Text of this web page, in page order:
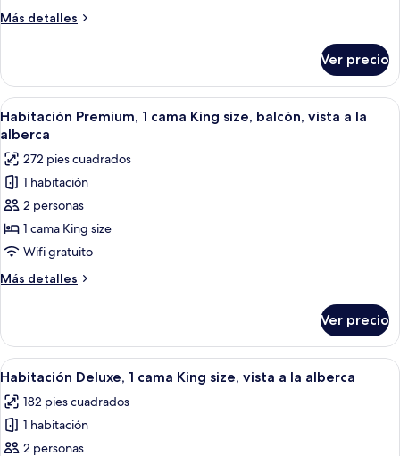
King
Más detalles
Más
Deluxe,
cama
King
(View)
Ver precio
Abrir
todas
las
fotos
de
Habitación
Premium,
1
cama
King
balcón,
vista
a
la
alberca
Habitación de hotel con una cama
6
Habitación Premium, 1 cama King size, balcón, vista a la
alberca
272 pies cuadrados
1 habitación
2 personas
1 cama King size
Wifi gratuito
Más detalles
Más
Premium,
cama
size,
balcón,
Ver precio
Abrir
todas
las
fotos
de
Una habitación de hotel moderna
5
Habitación Deluxe, 1 cama King size, vista a la alberca
182 pies cuadrados
1 habitación
2 personas